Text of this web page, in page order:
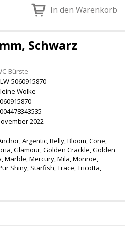
In den Warenkorb
Schwarz
Bürste
5060915870
Wolke
2022
Argentic, Belly, Bloom, Cone,
Glamour, Golden Crackle, Golden
Marble, Mercury, Mila, Monroe,
Shiny, Starfish, Trace, Tricotta,